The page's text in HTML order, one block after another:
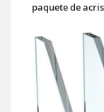
paquete de